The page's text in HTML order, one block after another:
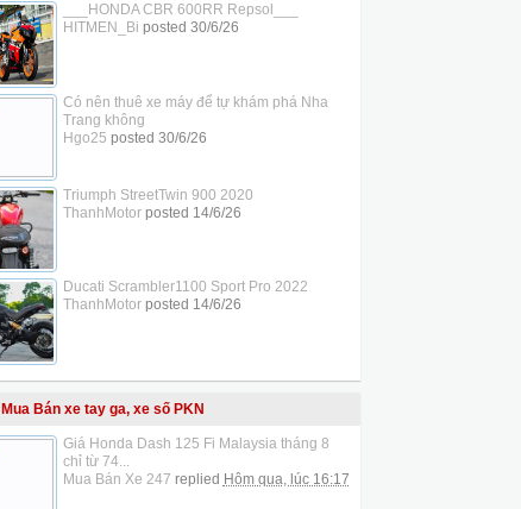
___HONDA CBR 600RR Repsol___
HITMEN_Bi posted 30/6/26
Có nên thuê xe máy để tự khám phá Nha
Trang không
Hgo25 posted 30/6/26
Triumph StreetTwin 900 2020
ThanhMotorposted 14/6/26
Ducati Scrambler1100 Sport Pro 2022
ThanhMotorposted 14/6/26
Mua Bán xe tay ga, xe số PKN
Giá Honda Dash 125 Fi Malaysia tháng 8
chỉ từ 74...
Mua Bán Xe 247 replied Hôm qua, lúc 16:17